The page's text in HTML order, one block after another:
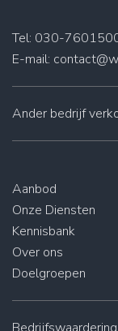
Tel: 030-
E-mail:
Ander bedrijf
Aanbod
Onze Diensten
Kennisbank
Over ons
Doelgroepen